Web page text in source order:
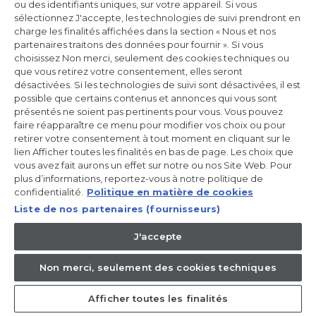
Centre de préférences de la confidentialité
Déclaration d’accessibilité
Data Act Policy
Règlement GPSR (EU) 2023/988 Art. 19
Incrivez-vous à la newsletter
Inscrivez-vous et recevez -10% sur votre
première commande
CANDY HOOVER GROUP S.r.I. - Associé unique - SIÈGE SOCIAL :
Via Comolli, 57 - 20861 Brugherio (MB) - Italie - SIÈGES
ADMINISTRATIFS : Via Privata Eden Fumagalli snc - 20861
Brugherio (MB) et Via Trento n. 20/A-22 - 20871 Vimercate (MB) -
Italie - Tél. : +39.039.2086.1 - Fax : +39.039.2086.237 - Capital social
35 000 000,00 € iv - Cod. Code fiscal et numéro d'inscription au
registre du commerce de Milan-Monza-Brianza-Lodi 04666310158
ou des identifiants uniques, sur votre appareil. Si vous
sélectionnez J'accepte, les technologies de suivi prendront en
charge les finalités affichées dans la section « Nous et nos
partenaires traitons des données pour fournir ». Si vous
choisissez Non merci, seulement des cookies techniques ou
que vous retirez votre consentement, elles seront
désactivées. Si les technologies de suivi sont désactivées, il est
possible que certains contenus et annonces qui vous sont
présentés ne soient pas pertinents pour vous. Vous pouvez
faire réapparaître ce menu pour modifier vos choix ou pour
retirer votre consentement à tout moment en cliquant sur le
lien Afficher toutes les finalités en bas de page. Les choix que
vous avez fait aurons un effet sur notre ou nos Site Web. Pour
plus d’informations, reportez-vous à notre politique de
confidentialité.
Politique en matière de cookies
Liste de nos partenaires (fournisseurs)
J'accepte
Non merci, seulement des cookies techniques
Afficher toutes les finalités